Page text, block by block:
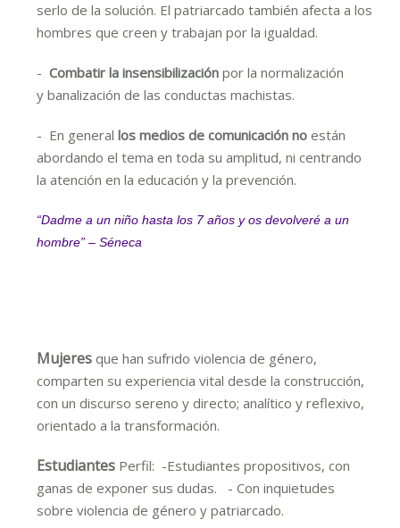
serlo de la solución. El patriarcado también afecta a los
hombres que creen y trabajan por la igualdad.
- Combatir la insensibilización por la normalización
y banalización de las conductas machistas.
- En general los medios de comunicación no están
abordando el tema en toda su amplitud, ni centrando
la atención en la educación y la prevención.
“Dadme a un niño hasta los 7 años y os devolveré a un
hombre” – Séneca
Mujeres que han sufrido violencia de género,
comparten su experiencia vital desde la construcción,
con un discurso sereno y directo; analítico y reflexivo,
orientado a la transformación.
Estudiantes Perfil: -Estudiantes propositivos, con
ganas de exponer sus dudas. - Con inquietudes
sobre violencia de género y patriarcado.